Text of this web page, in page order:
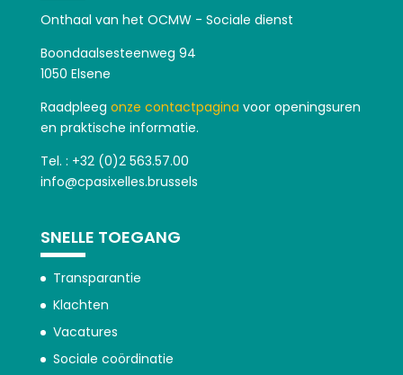
Onthaal van het OCMW - Sociale dienst
Boondaalsesteenweg 94
1050 Elsene
Raadpleeg onze contactpagina voor openingsuren
en praktische informatie.
Tel. : +32 (0)2 563.57.00
info@cpasixelles.brussels
SNELLE TOEGANG
Transparantie
Klachten
Vacatures
Sociale coördinatie